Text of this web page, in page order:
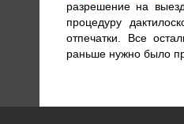
разрешение на
процедуру
отпечатки. Все
раньше нужно было